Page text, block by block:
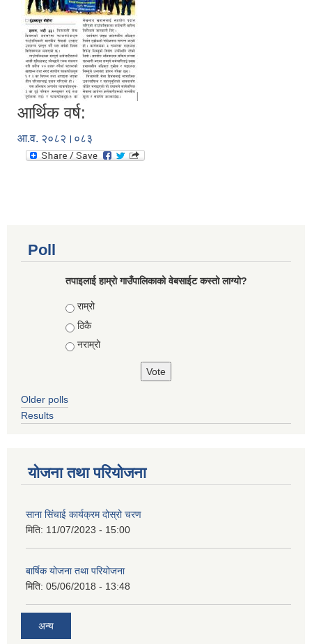
आर्थिक वर्ष:
आ.व. २०८२।०८३
Poll
तपाइलाई हाम्रो गाउँपालिकाको वेबसाईट कस्तो लाग्यो?
Choices
राम्रो
ठिकै
नराम्रो
Older polls
Results
योजना तथा परियोजना
साना सिंचाई कार्यक्रम दोस्रो चरण
मिति: 11/07/2023 - 15:00
बार्षिक योजना तथा परियोजना
मिति: 05/06/2018 - 13:48
अन्य